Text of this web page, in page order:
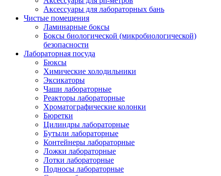
Аксессуары для лабораторных бань
Чистые помещения
Ламинарные боксы
Боксы биологической (микробиологической)
безопасности
Лабораторная посуда
Бюксы
Химические холодильники
Эксикаторы
Чаши лабораторные
Реакторы лабораторные
Хроматографические колонки
Бюретки
Цилиндры лабораторные
Бутыли лабораторные
Контейнеры лабораторные
Ложки лабораторные
Лотки лабораторные
Подносы лабораторные